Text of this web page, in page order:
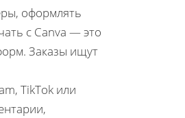
оформлять
с Canva — это
Заказы ищут
TikTok или